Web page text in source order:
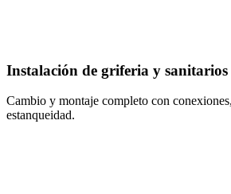
Instalación de griferia y sanitarios
Cambio y montaje completo con
estanqueidad.